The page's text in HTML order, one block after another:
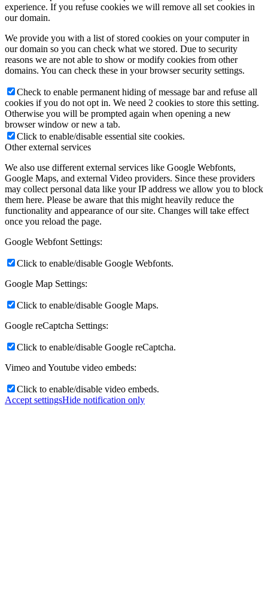
experience. If you refuse cookies we will remove all set cookies in
our domain.
We provide you with a list of stored cookies on your computer in
our domain so you can check what we stored. Due to security
reasons we are not able to show or modify cookies from other
domains. You can check these in your browser security settings.
Check to enable permanent hiding of message bar and refuse all
cookies if you do not opt in. We need 2 cookies to store this setting.
Otherwise you will be prompted again when opening a new
browser window or new a tab.
Click to enable/disable essential site cookies.
Other external services
We also use different external services like Google Webfonts,
Google Maps, and external Video providers. Since these providers
may collect personal data like your IP address we allow you to block
them here. Please be aware that this might heavily reduce the
functionality and appearance of our site. Changes will take effect
once you reload the page.
Google Webfont Settings:
Click to enable/disable Google Webfonts.
Google Map Settings:
Click to enable/disable Google Maps.
Google reCaptcha Settings:
Click to enable/disable Google reCaptcha.
Vimeo and Youtube video embeds:
Click to enable/disable video embeds.
Accept settingsHide notification only